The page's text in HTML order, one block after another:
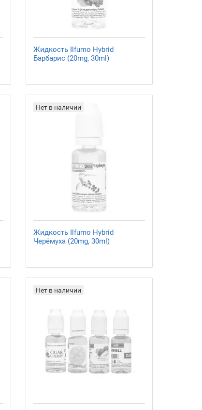
Жидкость Ilfumo Hybrid
Барбарис (20mg, 30ml)
Нет в наличии
Жидкость Ilfumo Hybrid
Черёмуха (20mg, 30ml)
Нет в наличии